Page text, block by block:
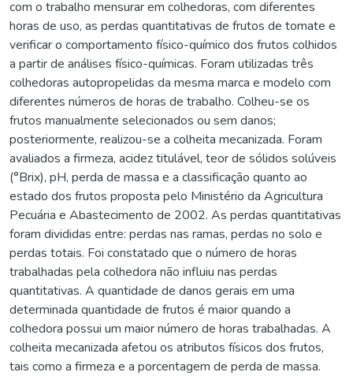
com o trabalho mensurar em colhedoras, com diferentes
horas de uso, as perdas quantitativas de frutos de tomate e
verificar o comportamento físico-químico dos frutos colhidos
a partir de análises físico-químicas. Foram utilizadas três
colhedoras autopropelidas da mesma marca e modelo com
diferentes números de horas de trabalho. Colheu-se os
frutos manualmente selecionados ou sem danos;
posteriormente, realizou-se a colheita mecanizada. Foram
avaliados a firmeza, acidez titulável, teor de sólidos solúveis
(°Brix), pH, perda de massa e a classificação quanto ao
estado dos frutos proposta pelo Ministério da Agricultura
Pecuária e Abastecimento de 2002. As perdas quantitativas
foram divididas entre: perdas nas ramas, perdas no solo e
perdas totais. Foi constatado que o número de horas
trabalhadas pela colhedora não influiu nas perdas
quantitativas. A quantidade de danos gerais em uma
determinada quantidade de frutos é maior quando a
colhedora possui um maior número de horas trabalhadas. A
colheita mecanizada afetou os atributos físicos dos frutos,
tais como a firmeza e a porcentagem de perda de massa.